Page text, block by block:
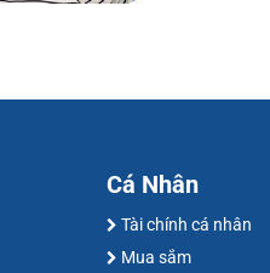
Cá Nhân
Tài chính cá nhân
Mua sắm